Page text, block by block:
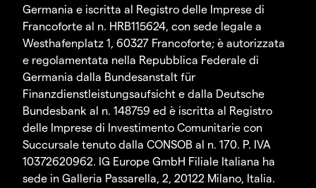
Germania e iscritta al Registro delle Imprese di
Francoforte al n. HRB115624, con sede legale a
Westhafenplatz 1, 60327 Francoforte; è autorizzata
e regolamentata nella Repubblica Federale di
Germania dalla Bundesanstalt für
Finanzdienstleistungsaufsicht e dalla Deutsche
Bundesbank al n. 148759 ed è iscritta al Registro
delle Imprese di Investimento Comunitarie con
Succursale tenuto dalla CONSOB al n. 170. P. IVA
10372620962. IG Europe GmbH Filiale Italiana ha
sede in Galleria Passarella, 2, 20122 Milano, Italia.